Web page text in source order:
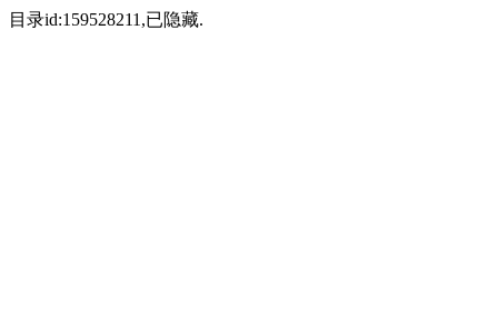
目录id:159528211,已隐藏.